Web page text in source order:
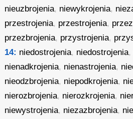
nieuzbrojenia, niewykrojenia,
przestrojenia, przestrojenia,
przezbrojenia, przystrojenia,
14: niedostrojenia, niedostrojenia,
nienadkrojenia, nienastrojenia,
nieodzbrojenia, niepodkrojenia,
nierozbrojenia, nierozkrojenia,
niewystrojenia, niezazbrojenia,